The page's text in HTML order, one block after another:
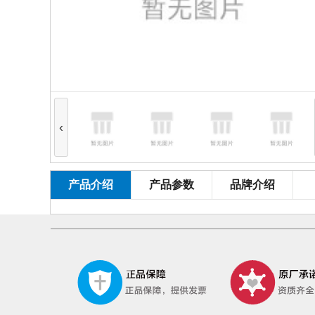
‹
产品介绍 产品参数 品牌介绍